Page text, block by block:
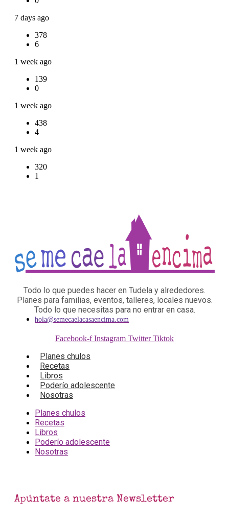
7 days ago
378
6
1 week ago
139
0
1 week ago
438
4
1 week ago
320
1
Todo lo que puedes hacer en Tudela y alrededores.
Planes para familias, eventos, talleres, locales nuevos.
Todo lo que necesitas para no entrar en casa.
hola@semecaelacasaencima.com
Facebook-f Instagram Twitter Tiktok
Planes chulos
Recetas
Libros
Poderío adolescente
Nosotras
Planes chulos
Recetas
Libros
Poderío adolescente
Nosotras
Apúntate a nuestra Newsletter